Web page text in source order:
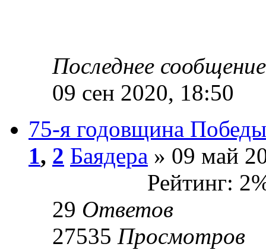
Последнее
09 сен 2020, 18:50
75-я годовщина
1, 2 Баядера » 09 май
Рейтинг:
29 Ответов
27535 Просмотров